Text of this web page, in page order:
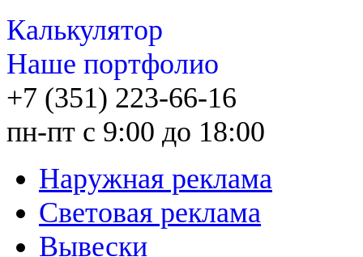
Калькулятор
Наше портфолио
+7 (351) 223-66-16
пн-пт с 9:00 до 18:00
Наружная реклама
Световая реклама
Вывески